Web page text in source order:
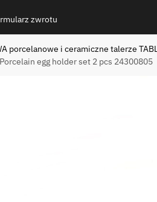
zwrotu
porcelanowe i ceramiczne talerze
egg holder set 2 pcs 24300805